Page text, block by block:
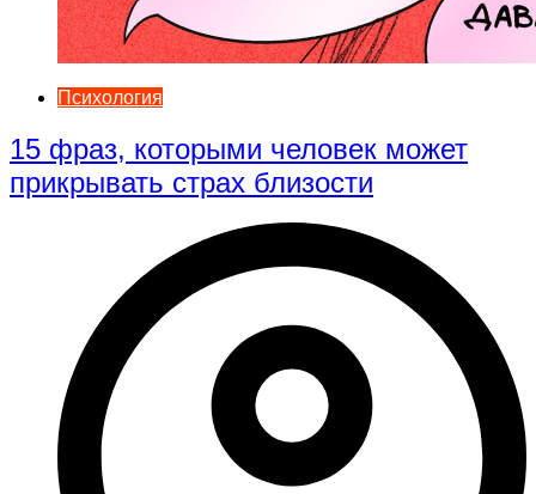
Психология
15 фраз, которыми человек может
прикрывать страх близости